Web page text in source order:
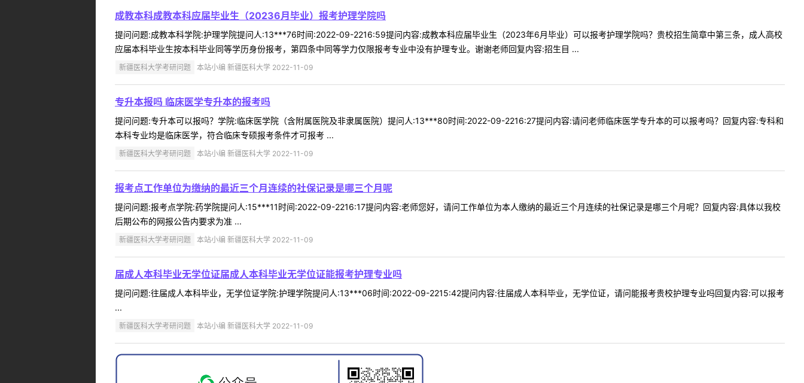
成教本科成教本科应届毕业生（20236月毕业）报考护理学院吗
提问问题:成教本科学院:护理学院提问人:13***76时间:2022-09-2216:59提问内容:成教本科应届毕业生（2023年6月毕业）可以报考护理学院吗？贵校招生简章中第三条，成人高校
应届本科毕业生按本科毕业同等学历身份报考，第四条中同等学力仅限报考专业中没有护理专业。谢谢老师回复内容:招生目 ...
新疆医科大学考研问题 本站小编 新疆医科大学 2022-11-09
专升本报吗 临床医学专升本的报考吗
提问问题:专升本可以报吗？学院:临床医学院（含附属医院及非隶属医院）提问人:13***80时间:2022-09-2216:27提问内容:请问老师临床医学专升本的可以报考吗？回复内容:专科和
本科专业均是临床医学，符合临床专硕报考条件才可报考 ...
新疆医科大学考研问题 本站小编 新疆医科大学 2022-11-09
报考点工作单位为缴纳的最近三个月连续的社保记录是哪三个月呢
提问问题:报考点学院:药学院提问人:15***11时间:2022-09-2216:17提问内容:老师您好，请问工作单位为本人缴纳的最近三个月连续的社保记录是哪三个月呢？回复内容:具体以我校
后期公布的网报公告内要求为准 ...
新疆医科大学考研问题 本站小编 新疆医科大学 2022-11-09
届成人本科毕业无学位证届成人本科毕业无学位证能报考护理专业吗
提问问题:往届成人本科毕业，无学位证学院:护理学院提问人:13***06时间:2022-09-2215:42提问内容:往届成人本科毕业，无学位证，请问能报考贵校护理专业吗回复内容:可以报考
...
新疆医科大学考研问题 本站小编 新疆医科大学 2022-11-09